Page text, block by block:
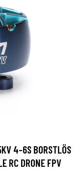
4-6S BORSTLÖS
RC DRONE FPV